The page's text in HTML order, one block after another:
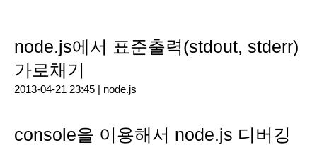
node.js에서 표준출력(stdout, stderr)
가로채기
2013-04-21 23:45 | node.js
console을 이용해서 node.js 디버깅